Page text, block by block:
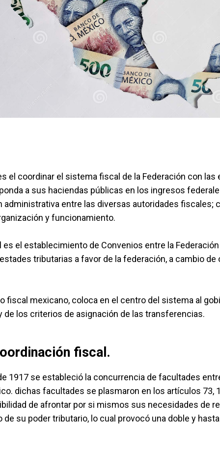
el coordinar el sistema fiscal de la Federación con
a sus haciendas públicas en los ingresos
entre las diversas autoridades fiscales;
y funcionamiento.
es el establecimiento de Convenios entre la
tributarias a favor de la federación, a cambio
mexicano, coloca en el centro del sistema al
los criterios de asignación de las transferencias.
fiscal.
1917 se estableció la concurrencia de facultades
dichas facultades se plasmaron en los artículos 73,
de afrontar por si mismos sus necesidades de
su poder tributario, lo cual provocó una doble y